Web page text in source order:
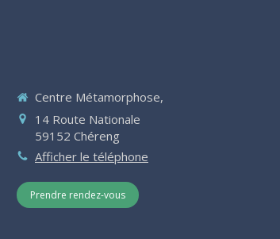
Centre Métamorphose,
14 Route Nationale
59152 Chéreng
Afficher le téléphone
Prendre rendez-vous